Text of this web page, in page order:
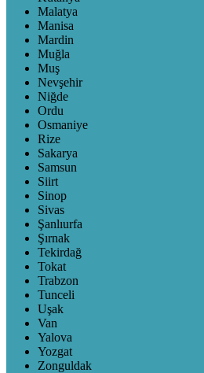
Malatya
Manisa
Mardin
Muğla
Muş
Nevşehir
Niğde
Ordu
Osmaniye
Rize
Sakarya
Samsun
Siirt
Sinop
Sivas
Şanlıurfa
Şırnak
Tekirdağ
Tokat
Trabzon
Tunceli
Uşak
Van
Yalova
Yozgat
Zonguldak